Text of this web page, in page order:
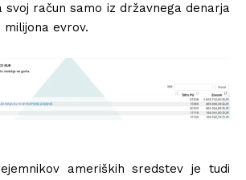
svoj račun samo iz državnega denarja
evrov.
ameriških sredstev je tudi